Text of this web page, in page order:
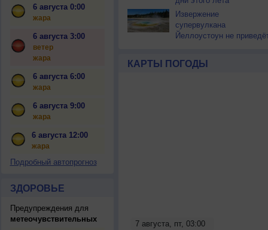
6 августа 0:00
жара
6 августа 3:00
ветер
жара
6 августа 6:00
жара
6 августа 9:00
жара
6 августа 12:00
жара
Подробный автопрогноз
ЗДОРОВЬЕ
Предупреждения для
метеочувствительных
Извержение
супервулкана
Йеллоустоун не
КАРТЫ ПОГОДЫ